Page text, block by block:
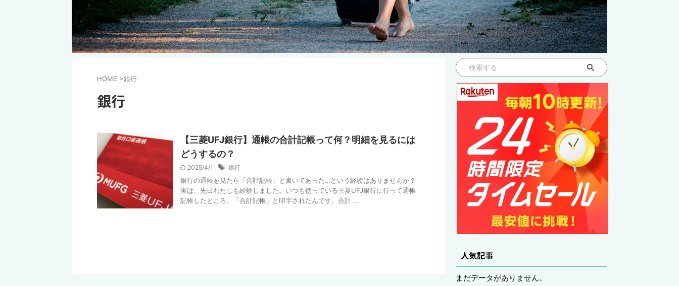
HOME >銀行
銀行
【三菱UFJ銀行】通帳の合計記帳って何？明細を見るには
どうするの？
2025/4/1 銀行
銀行の通帳を見たら「合計記帳」と書いてあった…という経験はありませんか？
実は、先日わたしも経験しました。いつも使っている三菱UFJ銀行に行って通帳
記帳したところ、「合計記帳」と印字されたんです。合計 ...
人気記事
まだデータがありません。